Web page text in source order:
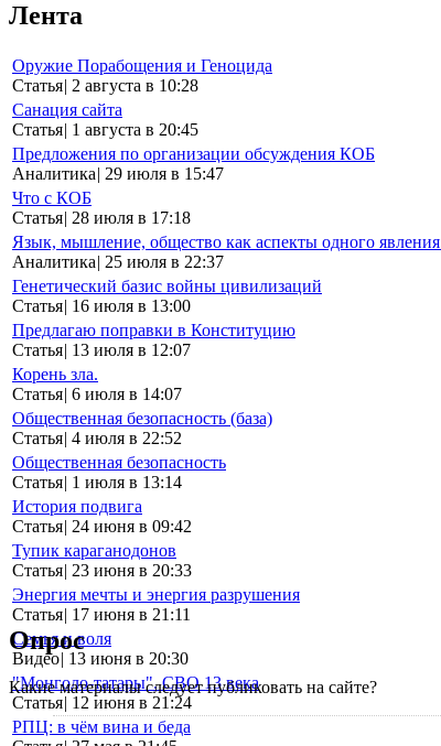
Лента
Оружие Порабощения и Геноцида
Статья| 2 августа в 10:28
Санация сайта
Статья| 1 августа в 20:45
Предложения по организации обсуждения КОБ
Аналитика| 29 июля в 15:47
Что с КОБ
Статья| 28 июля в 17:18
Язык, мышление, общество как аспекты одного явления
Аналитика| 25 июля в 22:37
Генетический базис войны цивилизаций
Статья| 16 июля в 13:00
Предлагаю поправки в Конституцию
Статья| 13 июля в 12:07
Корень зла.
Статья| 6 июля в 14:07
Общественная безопасность (база)
Статья| 4 июля в 22:52
Общественная безопасность
Статья| 1 июля в 13:14
История подвига
Статья| 24 июня в 09:42
Тупик караганодонов
Статья| 23 июня в 20:33
Энергия мечты и энергия разрушения
Статья| 17 июня в 21:11
Семья и воля
Видео| 13 июня в 20:30
"Монголо-татары". СВО 13 века
Статья| 12 июня в 21:24
РПЦ: в чём вина и беда
Опрос
Какие материалы следует публиковать на сайте?